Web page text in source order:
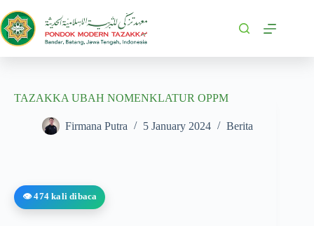
TAZAKKA UBAH NOMENKLATUR OPPM
Firmana Putra 5 January 2024 Berita
👁️ 474 kali dibaca